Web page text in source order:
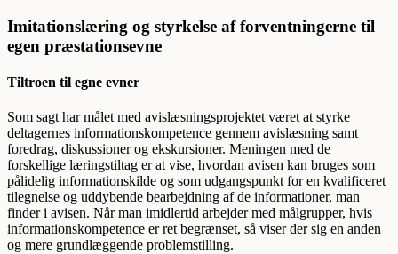
Imitationslæring og styrkelse af forventningerne til
egen præstationsevne
Tiltroen til egne evner
Som sagt har målet med avislæsningsprojektet været at styrke
deltagernes informationskompetence gennem avislæsning samt
foredrag, diskussioner og ekskursioner. Meningen med de
forskellige læringstiltag er at vise, hvordan avisen kan bruges som
pålidelig informationskilde og som udgangspunkt for en kvalificeret
tilegnelse og uddybende bearbejdning af de informationer, man
finder i avisen. Når man imidlertid arbejder med målgrupper, hvis
informationskompetence er ret begrænset, så viser der sig en anden
og mere grundlæggende problemstilling.